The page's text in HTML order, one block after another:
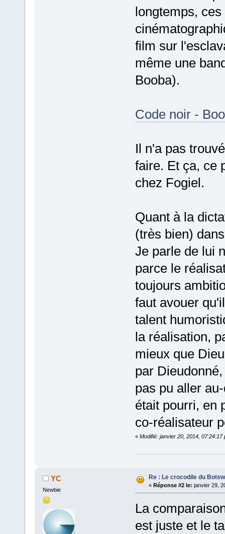
longtemps,
film sur
même une
Booba).
Code noir -
Il n'a pas
faire. Et ça, ce
chez Fogiel.
Quant à la
(très bien)
Je parle de lui
parce le
toujours
faut avouer
talent
la réalisation,
mieux que
par
pas pu aller
était pourri, en
co-réalisateur
« Modifié: janvier 20, 2014, 07:24:17
YC
Newbie
Re : Le crocodile du
« Réponse #2 le: janvier 29,
La
est juste et le